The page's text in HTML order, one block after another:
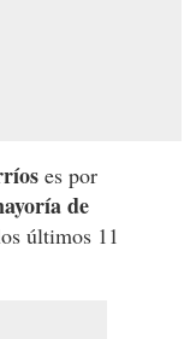
es por
de
últimos 11